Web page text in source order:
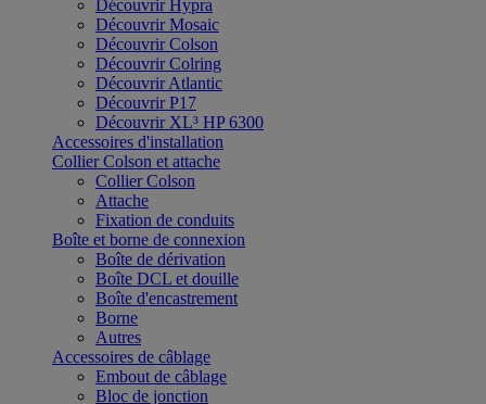
Découvrir Hypra
Découvrir Mosaic
Découvrir Colson
Découvrir Colring
Découvrir Atlantic
Découvrir P17
Découvrir XL³ HP 6300
Accessoires d'installation
Collier Colson et attache
Collier Colson
Attache
Fixation de conduits
Boîte et borne de connexion
Boîte de dérivation
Boîte DCL et douille
Boîte d'encastrement
Borne
Autres
Accessoires de câblage
Embout de câblage
Bloc de jonction